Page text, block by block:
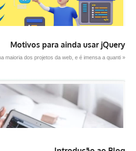
Motivos para ainda usar jQuery
maioria dos projetos da web, e é imensa a quanti »